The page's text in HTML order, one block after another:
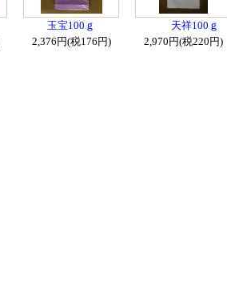
玉宝100ｇ
2,376円(税176円)
天祥100ｇ
2,970円(税220円)